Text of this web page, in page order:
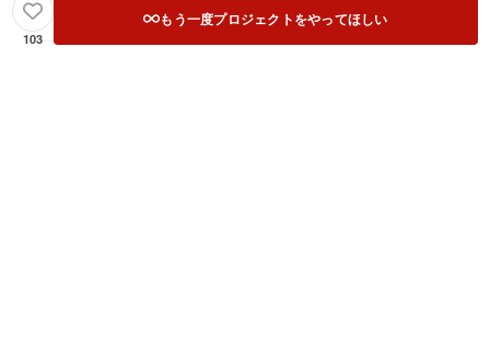
103
もう一度プロジェクトをやってほしい